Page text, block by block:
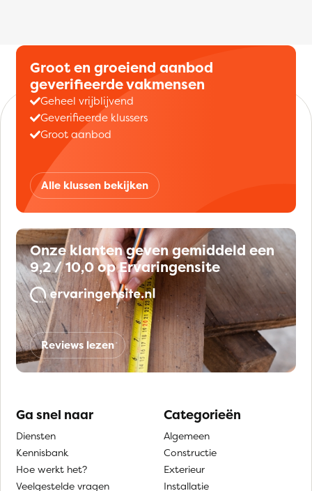
Groot en groeiend aanbod
geverifieerde vakmensen
Geheel vrijblijvend
Geverifieerde klussers
Groot aanbod
Alle klussen bekijken
Onze klanten geven gemiddeld een
9,2 / 10,0 op Ervaringensite
Reviews lezen
Ga snel naar
Diensten
Kennisbank
Hoe werkt het?
Veelgestelde vragen
Categorieën
Algemeen
Constructie
Exterieur
Installatie